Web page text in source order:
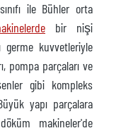
ile Bühler orta
bir nişi
kuvvetleriyle
pompa parçaları ve
gibi kompleks
yapı parçalara
makineler'de